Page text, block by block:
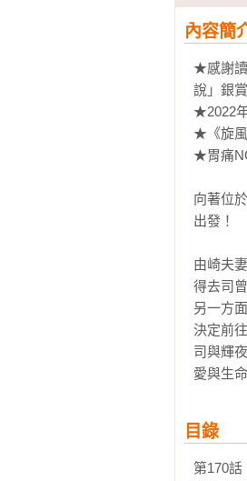
內容簡
★感謝讀
說」銀
★2022
★《旋風
★胃痛
向著位
出發！
由崎夫
得去司
另一方
決定前
司與輝
目錄
第170話